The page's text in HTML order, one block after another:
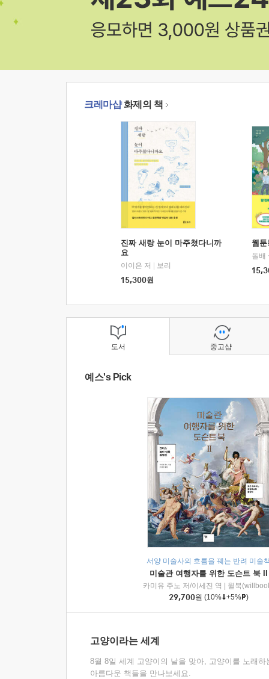
크레마샵화제의 책
진짜 새랑 눈이 마주쳤다니까
요
이이은 저
보리
15,300원
웹
돌배
도서
예스's Pick
서양 미술사의 흐름을 꿰는 반려 미술
미술관 여행자를 위한 도슨트 북 II
카미유 주노 저/이세진 역
윌북
29,700원 (10% +5% )
고양이라는 세계
8월 8일 세계 고양이의 날을 맞아, 고양이를 노래하
아름다운 책들을 만나보세요.
중고샵